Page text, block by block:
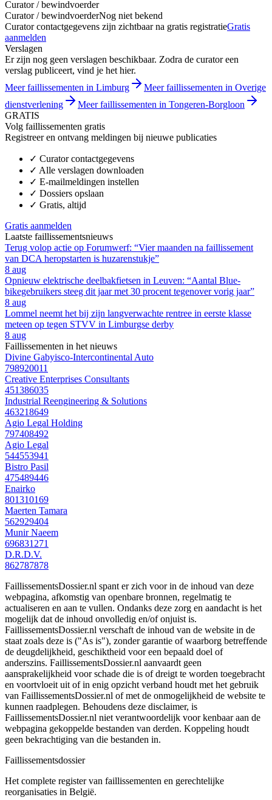
Curator / bewindvoerder
Curator / bewindvoerderNog niet bekend
Curator contactgegevens zijn zichtbaar na gratis registratieGratis
aanmelden
Verslagen
Er zijn nog geen verslagen beschikbaar. Zodra de curator een
verslag publiceert, vind je het hier.
Meer faillissementen in Limburg
Meer faillissementen in Overige
dienstverlening
Meer faillissementen in Tongeren-Borgloon
GRATIS
Volg faillissementen gratis
Registreer en ontvang meldingen bij nieuwe publicaties
✓ Curator contactgegevens
✓ Alle verslagen downloaden
✓ E-mailmeldingen instellen
✓ Dossiers opslaan
✓ Gratis, altijd
Gratis aanmelden
Laatste faillissementsnieuws
Terug volop actie op Forumwerf: “Vier maanden na faillissement
van DCA heropstarten is huzarenstukje”
8 aug
Opnieuw elektrische deelbakfietsen in Leuven: “Aantal Blue-
bikegebruikers steeg dit jaar met 30 procent tegenover vorig jaar”
8 aug
Lommel neemt het bij zijn langverwachte rentree in eerste klasse
meteen op tegen STVV in Limburgse derby
8 aug
Faillissementen in het nieuws
Divine Gabyisco-Intercontinental Auto
798920011
Creative Enterprises Consultants
451386035
Industrial Reengineering & Solutions
463218649
Agio Legal Holding
797408492
Agio Legal
544553941
Bistro Pasil
475489446
Enairko
801310169
Maerten Tamara
562929404
Munir Naeem
696831271
D.R.D.V.
862787878
FaillissementsDossier.nl spant er zich voor in de inhoud van deze
webpagina, afkomstig van openbare bronnen, regelmatig te
actualiseren en aan te vullen. Ondanks deze zorg en aandacht is het
mogelijk dat de inhoud onvolledig en/of onjuist is.
FaillissementsDossier.nl verschaft de inhoud van de website in de
staat zoals deze is ("As is"), zonder garantie of waarborg betreffende
de deugdelijkheid, geschiktheid voor een bepaald doel of
anderszins. FaillissementsDossier.nl aanvaardt geen
aansprakelijkheid voor schade die is of dreigt te worden toegebracht
en voortvloeit uit of in enig opzicht verband houdt met het gebruik
van FaillissementsDossier.nl of met de onmogelijkheid de website te
kunnen raadplegen. Behoudens deze disclaimer, is
FaillissementsDossier.nl niet verantwoordelijk voor kenbaar aan de
webpagina gekoppelde bestanden van derden. Koppeling houdt
geen bekrachtiging van die bestanden in.
Faillissementsdossier
Het complete register van faillissementen en gerechtelijke
reorganisaties in België.